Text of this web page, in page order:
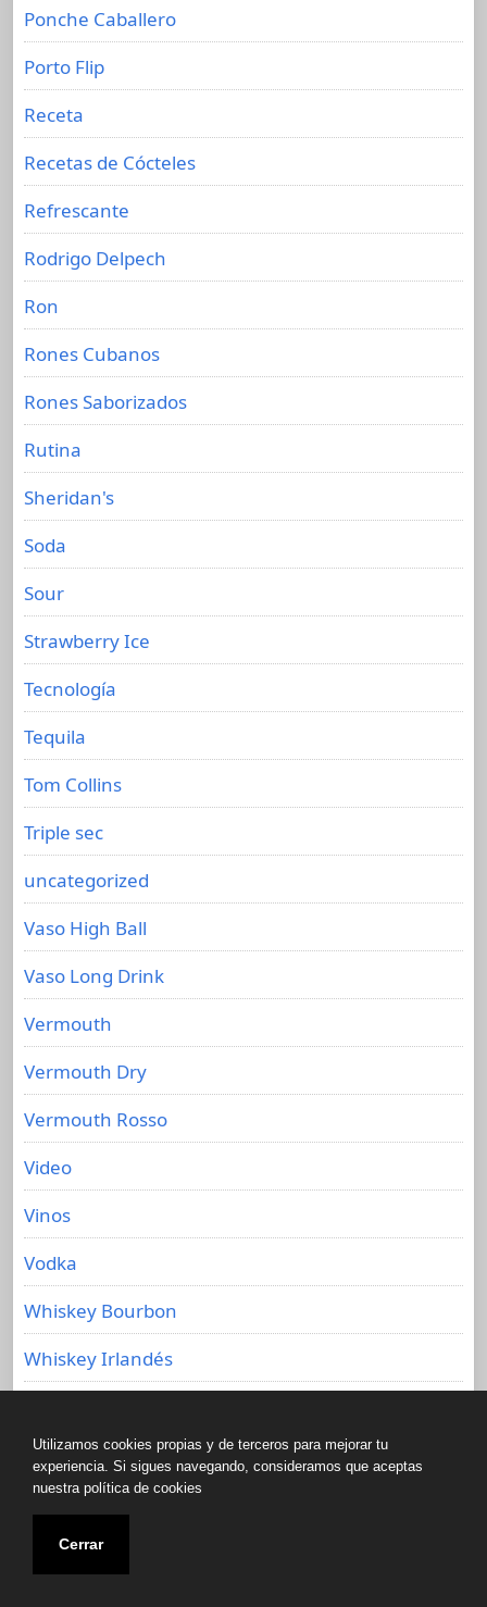
Ponche Caballero
Porto Flip
Receta
Recetas de Cócteles
Refrescante
Rodrigo Delpech
Ron
Rones Cubanos
Rones Saborizados
Rutina
Sheridan's
Soda
Sour
Strawberry Ice
Tecnología
Tequila
Tom Collins
Triple sec
uncategorized
Vaso High Ball
Vaso Long Drink
Vermouth
Vermouth Dry
Vermouth Rosso
Video
Vinos
Vodka
Whiskey Bourbon
Whiskey Irlandés
Working Flair
Zumo de Limón
Utilizamos cookies propias y de terceros para mejorar tu
experiencia. Si sigues navegando, consideramos que aceptas
nuestra política de cookies
Cerrar